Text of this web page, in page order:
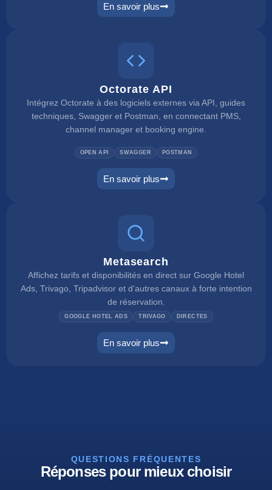
En savoir plus
dynamic pricing
Octorate API
Intégrez Octorate à des logiciels externes via API, guides
techniques, Swagger et Postman, en connectant PMS,
channel manager et booking engine.
OPEN API SWAGGER POSTMAN
En savoir plus
connect
Metasearch
Affichez tarifs et disponibilités en direct sur Google Hotel
Ads, Trivago, Tripadvisor et d’autres canaux à forte intention
de réservation.
GOOGLE HOTEL ADS TRIVAGO DIRECTES
En savoir plus
metasearch
QUESTIONS FRÉQUENTES
Réponses pour mieux choisir